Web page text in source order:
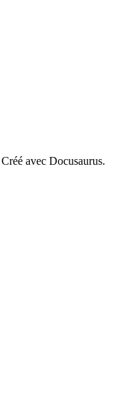
avec Docusaurus.